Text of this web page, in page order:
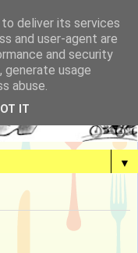
▼
deliver its services
and user-agent are
and security
usage
abuse.
IT